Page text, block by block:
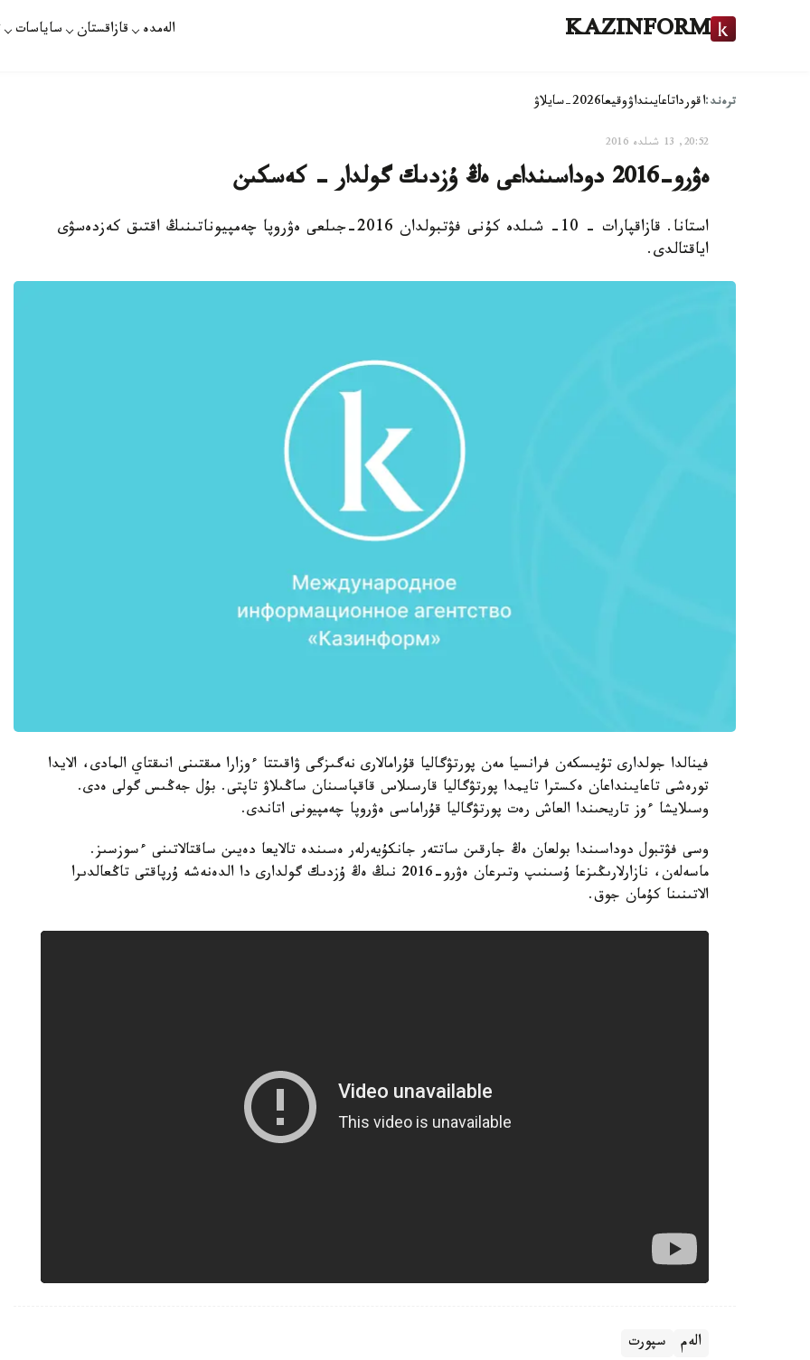
KAZINFORM الەمدە قازاقستان ساياسات
ترەند:اقورداتاعايىنداۋوقيعا2026-سايلاۋ
20:52, 13 شىلدە 2016
ەۋرو-2016 دوداسىنداعى ەڭ ۇزدىك گولدار - كەسكىن
استانا. قازاقپارات - 10- شىلدە كۇنى فۋتبولدان 2016-جىلعى ەۋروپا چەمپيوناتىنىڭ اقتىق كەزدەسۋى
اياقتالدى.
فينالدا جولدارى تۇيىسكەن فرانسيا مەن پورتۋگاليا قۇرامالارى نەگىزگى ۋاقىتتا ءوزارا مىقتىنى انىقتاي المادى، الايدا
تورەشى تاعايىنداعان ەكسترا تايمدا پورتۋگاليا قارسىلاس قاقپاسىنان ساڭىلاۋ تاپتى. بۇل جەڭىس گولى ەدى.
وسىلايشا ءوز تاريحىندا العاش رەت پورتۋگاليا قۇراماسى ەۋروپا چەمپيونى اتاندى.
وسى فۋتبول دوداسىندا بولعان ەڭ جارقىن ساتتەر جانكۇيەرلەر ەسىندە تالايعا دەيىن ساقتالاتىنى ءسوزسىز.
ماسەلەن، نازارلارىڭىزعا ۇسىنىپ وتىرعان ەۋرو-2016 نىڭ ەڭ ۇزدىك گولدارى دا الدەنەشە ۇرپاقتى تاڭعالدىرا
الاتىنىنا كۇمان جوق.
الەم سپورت